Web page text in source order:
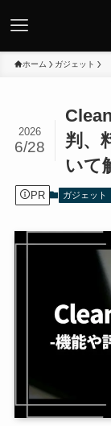
ホーム ガジェット
判、
いて
2026
6/28
PR ガジェット